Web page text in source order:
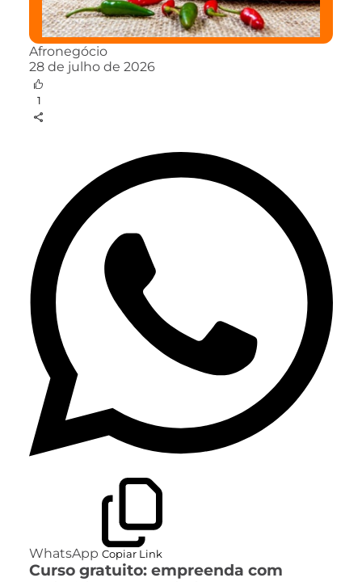
Afronegócio
28 de julho de 2026
1
WhatsApp Copiar Link
Curso gratuito: empreenda com